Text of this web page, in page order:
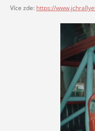
Více zde: https://